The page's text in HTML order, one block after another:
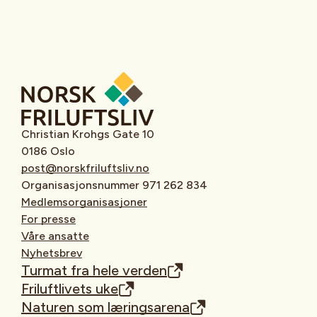
Christian Krohgs Gate 10
0186 Oslo
post@norskfriluftsliv.no
Organisasjonsnummer 971 262 834
Medlemsorganisasjoner
For presse
Våre ansatte
Nyhetsbrev
Turmat fra hele verden
Friluftlivets uke
Naturen som læringsarena